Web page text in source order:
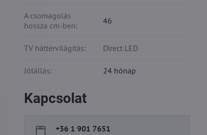
A csomagolás
hossza cm-ben:
46
TV háttérvilágítás: Direct LED
Jótállás: 24 hónap
Kapcsolat
+36 1 901 7651